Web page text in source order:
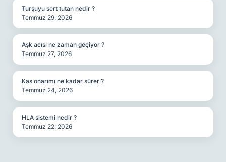
Turşuyu sert tutan nedir ?
Temmuz 29, 2026
Aşk acısı ne zaman geçiyor ?
Temmuz 27, 2026
Kas onarımı ne kadar sürer ?
Temmuz 24, 2026
HLA sistemi nedir ?
Temmuz 22, 2026